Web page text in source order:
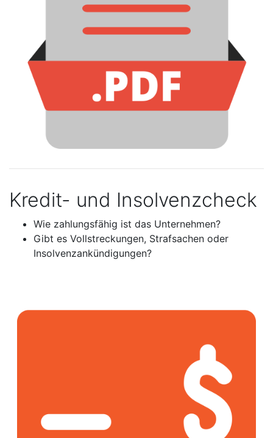
Kredit- und Insolvenzcheck
Wie zahlungsfähig ist das Unternehmen?
Gibt es Vollstreckungen, Strafsachen oder
Insolvenzankündigungen?